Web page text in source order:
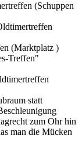
(Schuppen
(Marktplatz )
Treffen"
statt
zum Ohr hin
man die Mücken